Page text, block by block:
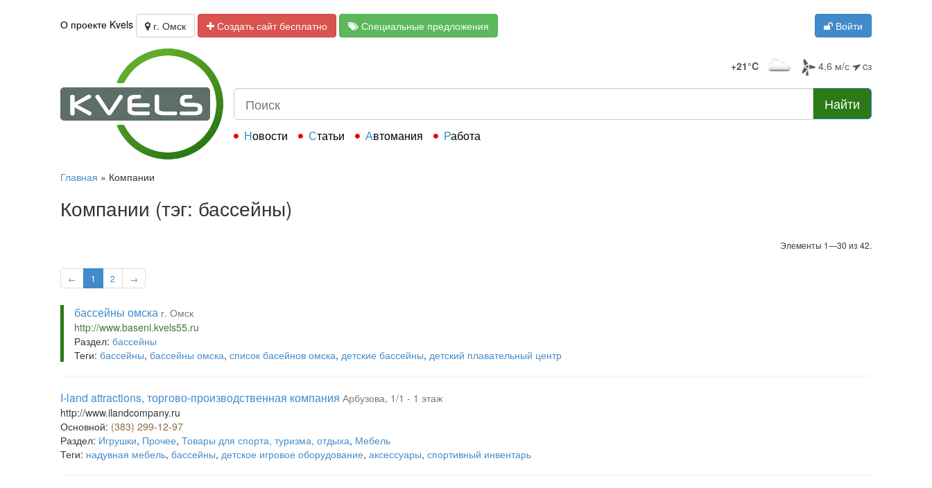
О проекте Kvels г. Омск Создать сайт бесплатно Специальные предложения Войти
+21°C 4.6 м/с cз
Найти
Новости Статьи Автомания Работа
Главная » Компании
Компании (тэг: бассейны)
Элементы 1—30 из 42.
← 1 2 →
бассейны омска г. Омск
http://www.baseni.kvels55.ru
Раздел: бассейны
Теги: бассейны, бассейны омска, список басейнов омска, детские бассейны, детский плавательный центр
I-land attractions, торгово-производственная компания Арбузова, 1/1 - 1 этаж
http://www.ilandcompany.ru
Основной: (383) 299-12-97
Раздел: Игрушки, Прочее, Товары для спорта, туризма, отдыха, Мебель
Теги: надувная мебель, бассейны, детское игровое оборудование, аксессуары, спортивный инвентарь